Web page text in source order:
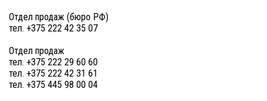
Отдел продаж (бюро РФ)
тел. +375 222 42 35 07
Отдел продаж
тел. +375 222 29 60 60
тел. +375 222 42 31 61
тел. +375 445 98 00 04